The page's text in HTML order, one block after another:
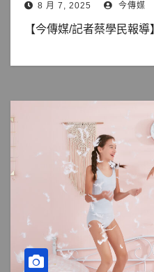
8 月 7, 2025 今傳媒
【今傳媒/記者蔡學民報